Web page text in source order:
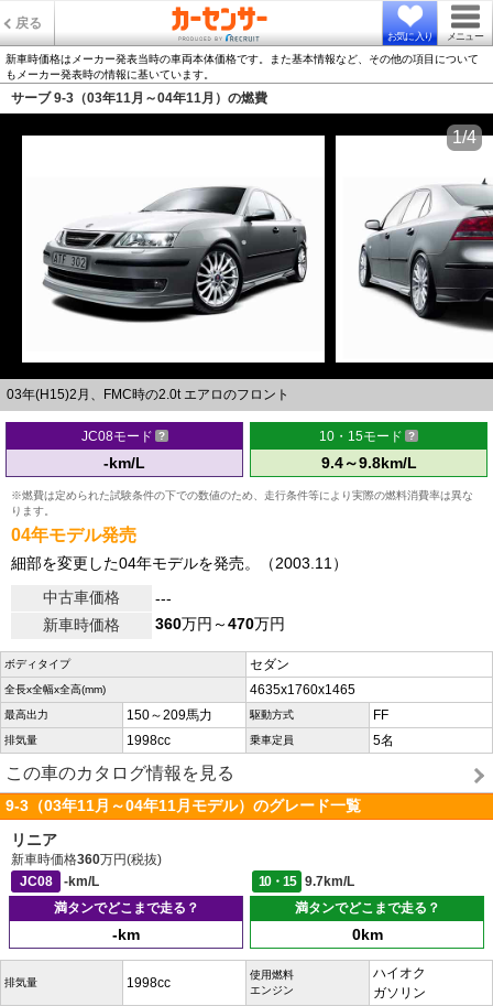
戻る
お気に入り メニュー
新車時価格はメーカー発表当時の車両本体価格です。また基本情報など、その他の項目について
もメーカー発表時の情報に基いています。
サーブ 9-3（03年11月～04年11月）の燃費
03年(H15)2月、FMC時の2.0t エアロのフロント
1/4
JC08モード
-km/L
10・15モード
9.4～9.8km/L
※燃費は定められた試験条件の下での数値のため、走行条件等により実際の燃料消費率は異な
ります。
04年モデル発売
細部を変更した04年モデルを発売。（2003.11）
中古車価格
---
新車時価格
360万円～470万円
ボディタイプ セダン
全長x全幅x全高(mm) 4635x1760x1465
最高出力 150～209馬力 駆動方式 FF
排気量 1998cc 乗車定員 5名
この車のカタログ情報を見る
9-3（03年11月～04年11月モデル）のグレード一覧
リニア
新車時価格360万円(税抜)
JC08
-km/L 10・15
9.7km/L
満タンでどこまで走る？
-km
満タンでどこまで走る？
0km
排気量 1998cc
使用燃料
エンジン
ハイオク
ガソリン